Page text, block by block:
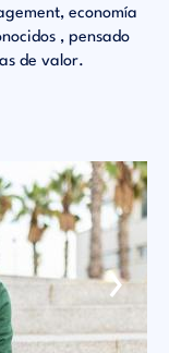
economía
, pensado
de valor.
›